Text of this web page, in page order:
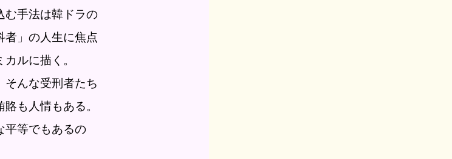
手法は韓ドラの
者」の人生に焦点
ルに描く。
そんな受刑者たち
も人情もある。
平等でもあるの